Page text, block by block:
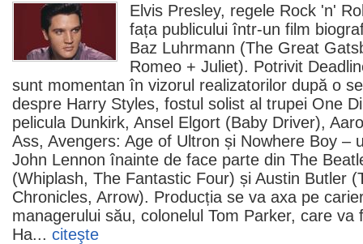
Elvis Presley, regele Rock 'n'
fața publicului într-un film
Baz Luhrmann (The Great
Romeo + Juliet). Potrivit
sunt momentan în vizorul realizatorilor după o
despre Harry Styles, fostul solist al trupei One
pelicula Dunkirk, Ansel Elgort (Baby Driver),
Ass, Avengers: Age of Ultron și Nowhere Boy –
John Lennon înainte de face parte din The
(Whiplash, The Fantastic Four) și Austin Butler (
Chronicles, Arrow). Producția se va axa pe
managerului său, colonelul Tom Parker, care
Ha... citeşte